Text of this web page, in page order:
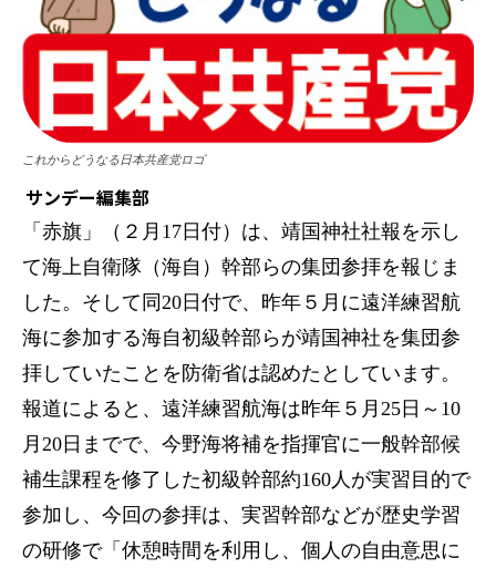
これからどうなる日本共産党ロゴ
サンデー編集部
「赤旗」（２月17日付）は、靖国神社社報を示し
て海上自衛隊（海自）幹部らの集団参拝を報じま
した。そして同20日付で、昨年５月に遠洋練習航
海に参加する海自初級幹部らが靖国神社を集団参
拝していたことを防衛省は認めたとしています。
報道によると、遠洋練習航海は昨年５月25日～10
月20日までで、今野海将補を指揮官に一般幹部候
補生課程を修了した初級幹部約160人が実習目的で
参加し、今回の参拝は、実習幹部などが歴史学習
の研修で「休憩時間を利用し、個人の自由意思に